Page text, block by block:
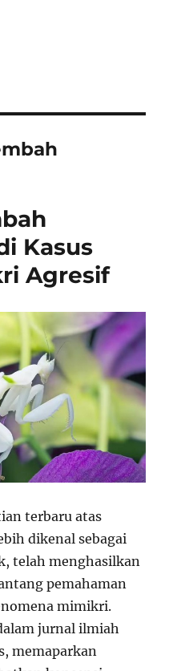
Kasus
Agresif
terbaru atas
dikenal sebagai
telah menghasilkan
pemahaman
mimikri.
jurnal ilmiah
memaparkan